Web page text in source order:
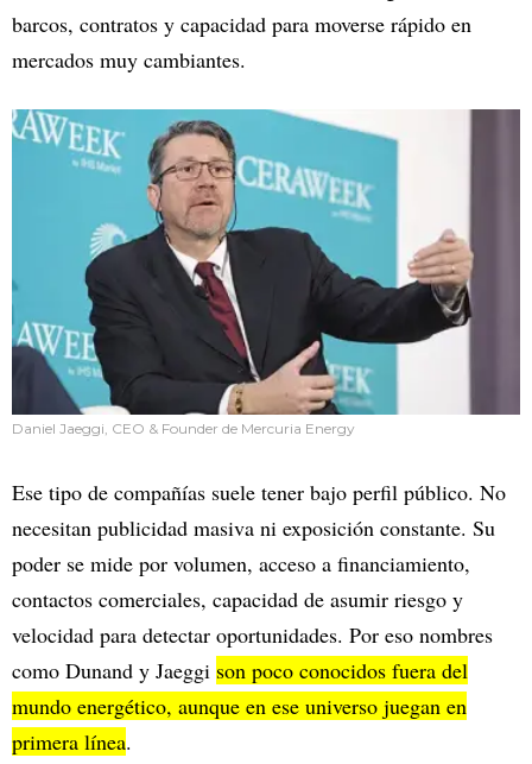
barcos, contratos y capacidad para moverse rápido en
mercados muy cambiantes.
Daniel Jaeggi, CEO & Founder de Mercuria Energy
Ese tipo de compañías suele tener bajo perfil público. No
necesitan publicidad masiva ni exposición constante. Su
poder se mide por volumen, acceso a financiamiento,
contactos comerciales, capacidad de asumir riesgo y
velocidad para detectar oportunidades. Por eso nombres
como Dunand y Jaeggi son poco conocidos fuera del
mundo energético, aunque en ese universo juegan en
primera línea.